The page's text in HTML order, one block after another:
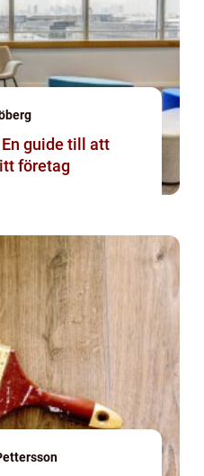
guide till att
företag